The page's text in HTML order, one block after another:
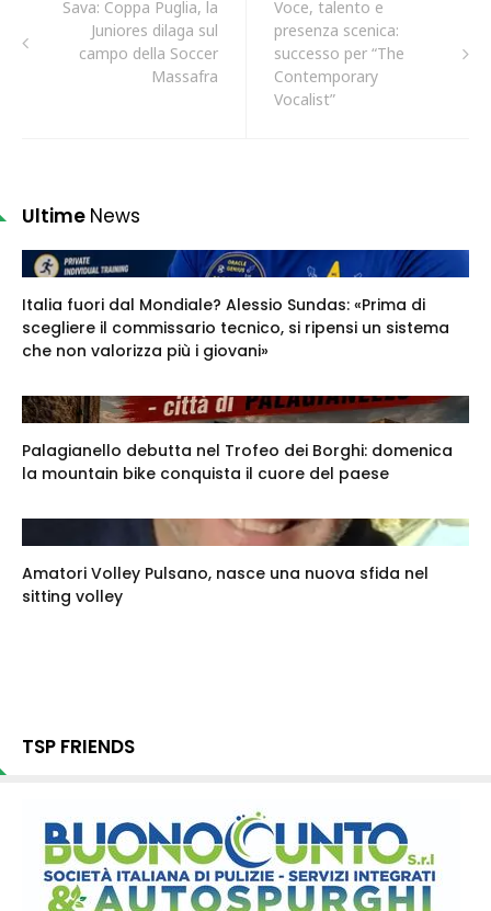
Sava: Coppa Puglia, la
Juniores dilaga sul
campo della Soccer
Massafra
Voce, talento e
presenza scenica:
successo per “The
Contemporary
Vocalist”
Ultime News
Italia fuori dal Mondiale? Alessio Sundas: «Prima di
scegliere il commissario tecnico, si ripensi un sistema
che non valorizza più i giovani»
Palagianello debutta nel Trofeo dei Borghi: domenica
la mountain bike conquista il cuore del paese
Amatori Volley Pulsano, nasce una nuova sfida nel
sitting volley
TSP FRIENDS